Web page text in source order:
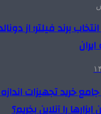
برند فیلتر؛ از
خرید تجهیزات
را آنلاین بخریم؟